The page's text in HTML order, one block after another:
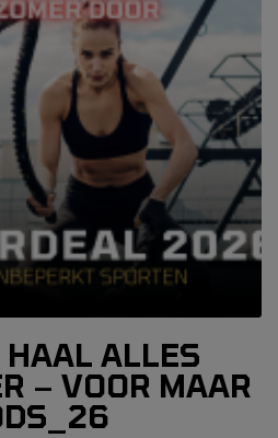
HAAL ALLES
– VOOR MAAR